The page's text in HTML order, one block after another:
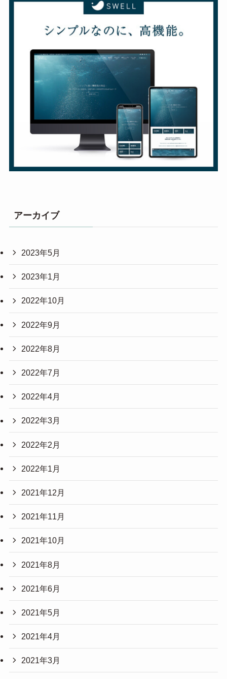
アーカイブ
2023年5月
2023年1月
2022年10月
2022年9月
2022年8月
2022年7月
2022年4月
2022年3月
2022年2月
2022年1月
2021年12月
2021年11月
2021年10月
2021年8月
2021年6月
2021年5月
2021年4月
2021年3月